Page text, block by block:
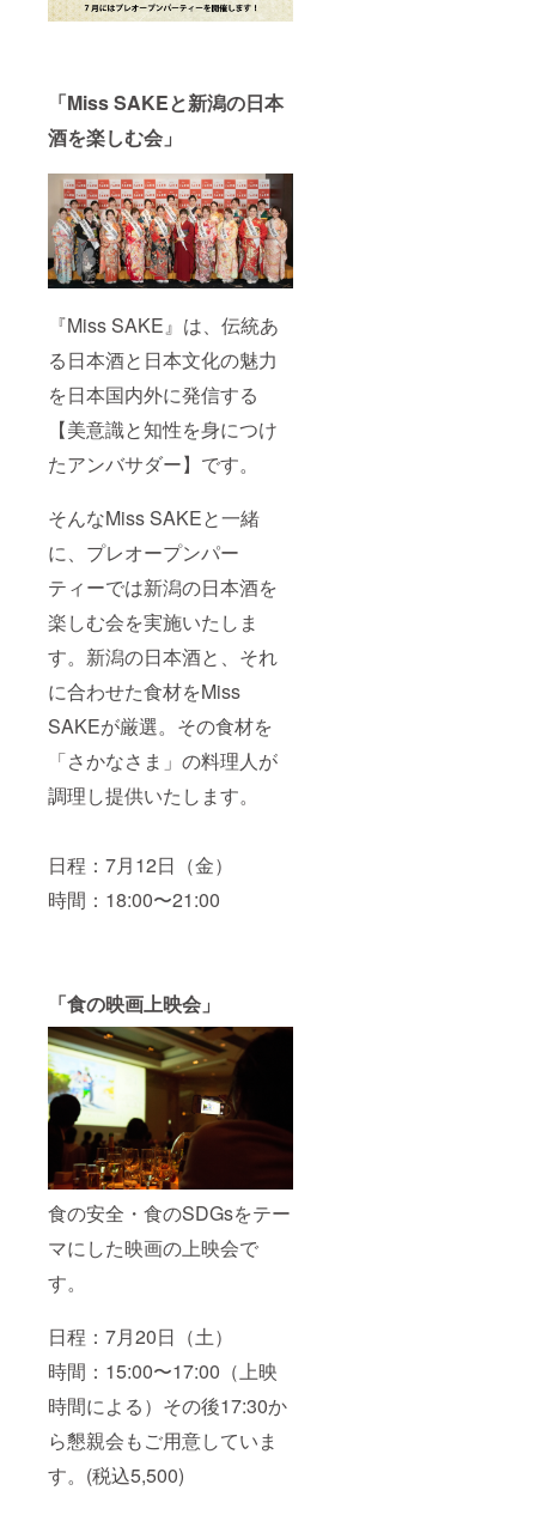
「Miss SAKEと新潟の日本
酒を楽しむ会」
『Miss SAKE』は、伝統あ
る日本酒と日本文化の魅力
を日本国内外に発信する
【美意識と知性を身につけ
たアンバサダー】です。
そんなMiss SAKEと一緒
に、プレオープンパー
ティーでは新潟の日本酒を
楽しむ会を実施いたしま
す。新潟の日本酒と、それ
に合わせた食材をMiss
SAKEが厳選。その食材を
「さかなさま」の料理人が
調理し提供いたします。
日程：7月12日（金）
時間：18:00〜21:00
「食の映画上映会」
食の安全・食のSDGsをテー
マにした映画の上映会で
す。
日程：7月20日（土）
時間：15:00〜17:00（上映
時間による）その後17:30か
ら懇親会もご用意していま
す。(税込5,500)